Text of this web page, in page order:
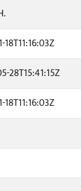
18T11:16:03Z
28T15:41:15Z
18T11:16:03Z